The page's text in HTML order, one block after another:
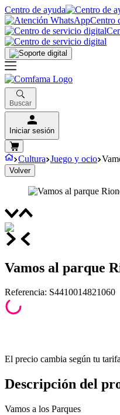
Centro de ayuda
Centro
Buscar
Iniciar sesión
Cultura Juego y ocio
Volver
Vamos al parque
Referencia: S4410014821060
El precio cambia según tu
Descripción del
Vamos a los Parques